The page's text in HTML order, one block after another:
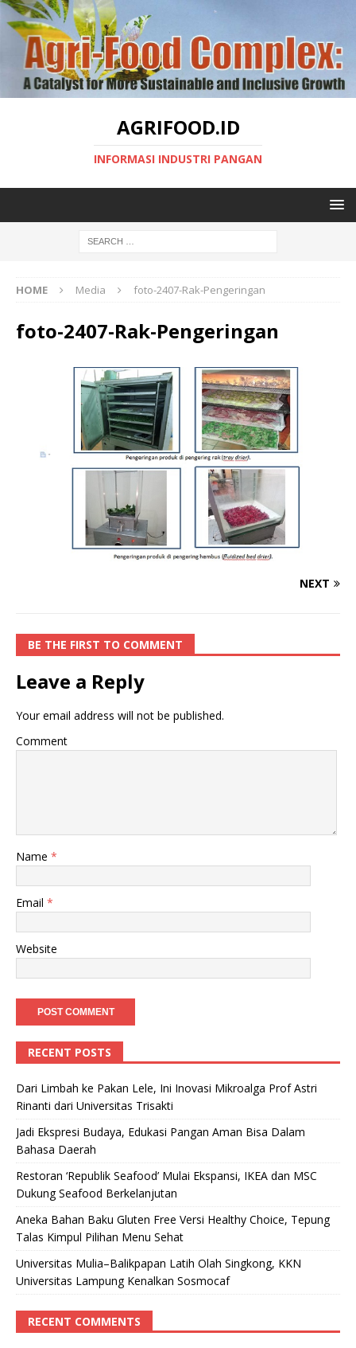
AGRIFOOD.ID
INFORMASI INDUSTRI PANGAN
HOME Media foto-2407-Rak-Pengeringan
foto-2407-Rak-Pengeringan
NEXT
BE THE FIRST TO COMMENT
Leave a Reply
Your email address will not be published.
Comment
Name *
Email *
Website
RECENT POSTS
Dari Limbah ke Pakan Lele, Ini Inovasi Mikroalga Prof Astri
Rinanti dari Universitas Trisakti
Jadi Ekspresi Budaya, Edukasi Pangan Aman Bisa Dalam
Bahasa Daerah
Restoran ‘Republik Seafood’ Mulai Ekspansi, IKEA dan MSC
Dukung Seafood Berkelanjutan
Aneka Bahan Baku Gluten Free Versi Healthy Choice, Tepung
Talas Kimpul Pilihan Menu Sehat
Universitas Mulia–Balikpapan Latih Olah Singkong, KKN
Universitas Lampung Kenalkan Sosmocaf
RECENT COMMENTS